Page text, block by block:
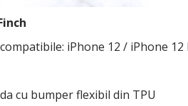
iPhone 12 / iPhone 12
cu bumper flexibil din TPU